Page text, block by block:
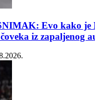
Evo kako je
iz zapaljenog